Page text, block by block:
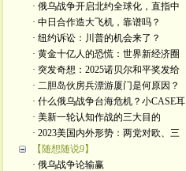
· 俄乌战争开启北约全球化，直指中
· 中日合作造大飞机，靠谱吗？
· 纽约诉讼：川普的机会来了？
· 黄金十亿人的恐慌：世界新经济圈
· 突发奇想：2025诺贝尔和平奖发给
· 二胆岛伙房兵漂游厦门是何原因？
· 什么俄乌战争台海危机？小CASE耳
· 美新一轮认知作战的三大目的
· 2023美国内外形势：两党对欧、三
【随想随说9】
· 俄乌战争论输赢